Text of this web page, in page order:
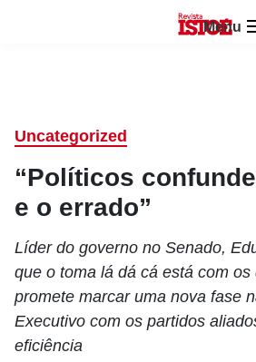
Menu
Uncategorized
“Políticos
e o errado”
Líder do governo no Senado,
que o toma lá dá cá está com
promete marcar uma nova fase
Executivo com os partidos
eficiência